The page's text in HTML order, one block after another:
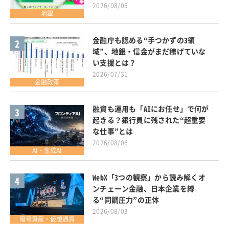
地銀
2026/08/05
2
金融政策
金融庁も認める“手つかずの3領
域”、地銀・信金がまだ稼げていな
い支援とは？
2026/07/31
3
AI・生成AI
融資も運用も「AIにお任せ」で何が
起きる？銀行員に残された“超重要
な仕事”とは
2026/08/06
4
暗号資産・仮想通貨
WebX「3つの観察」から読み解くオ
ンチェーン金融、日本企業を縛
る“同調圧力”の正体
2026/08/03